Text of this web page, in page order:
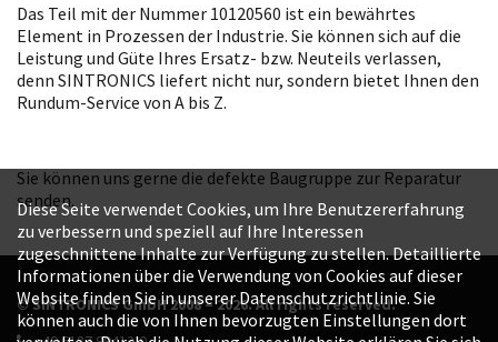
Das Teil mit der Nummer 10120560 ist ein bewährtes
Element in Prozessen der Industrie. Sie können sich auf die
Leistung und Güte Ihres Ersatz- bzw. Neuteils verlassen,
denn SINTRONICS liefert nicht nur, sondern bietet Ihnen den
Rundum-Service von A bis Z.
Sie können uns gerne die defekte Baugruppe zur Reparatur
senden.
© SINTRONICS GmbH 2008 – 2026. All rights reserved.
Diese Seite verwendet Cookies, um Ihre Benutzererfahrung
zu verbessern und speziell auf Ihre Interessen
zugeschnittene Inhalte zur Verfügung zu stellen. Detaillierte
Informationen über die Verwendung von Cookies auf dieser
Website finden Sie in unserer Datenschutzrichtlinie. Sie
können auch die von Ihnen bevorzugten Einstellungen dort